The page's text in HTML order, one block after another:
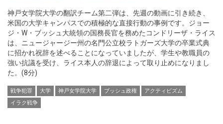
神戸女学院大学の翻訳チーム第二弾は、先週の動画に引き続き、
米国の大学キャンパスでの積極的な直接行動の事例です。ジョー
ジ・W・ブッシュ大統領の国務長官を務めたコンドリーザ・ライス
は、ニュージャージー州の名門公立校ラトガーズ大学の卒業式典
に招かれ祝辞を述べることになっていましたが、学生や教職員の
強い抗議を受け、ライス本人の辞退によって取り止めになりまし
た。(8分)
戦争犯罪 大学 神戸女学院大学 ブッシュ政権
アクティビズム
イラク戦争